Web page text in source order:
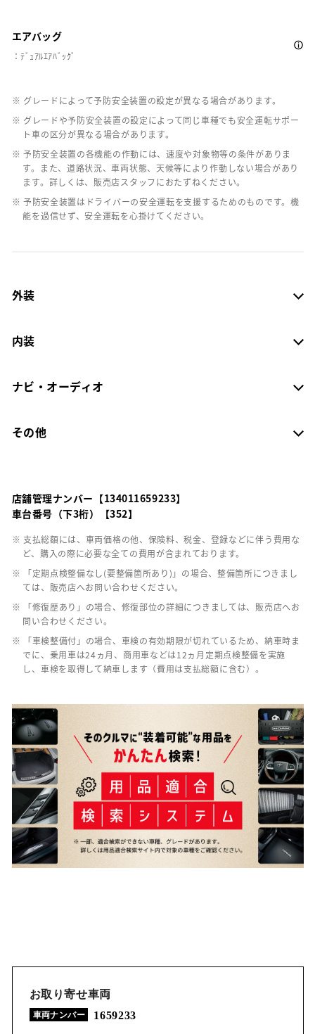
エアバッグ
：ﾃﾞｭｱﾙｴｱﾊﾞｯｸﾞ
※ グレードによって予防安全装置の設定が異なる場合があります。
※ グレードや予防安全装置の設定によって同じ車種でも安全運転サポー
ト車の区分が異なる場合があります。
※ 予防安全装置の各機能の作動には、速度や対象物等の条件がありま
す。また、道路状況、車両状態、天候等により作動しない場合があり
ます。詳しくは、販売店スタッフにおたずねください。
※ 予防安全装置はドライバーの安全運転を支援するためのものです。機
能を過信せず、安全運転を心掛けてください。
外装
内装
ナビ・オーディオ
その他
店舗管理ナンバー【134011659233】
車台番号（下3桁）【352】
※ 支払総額には、車両価格の他、保険料、税金、登録などに伴う費用な
ど、購入の際に必要な全ての費用が含まれております。
※ 「定期点検整備なし(要整備箇所あり)」の場合、整備箇所につきまし
ては、販売店へお問い合わせください。
※ 「修復歴あり」の場合、修復部位の詳細につきましては、販売店へお
問い合わせください。
※ 「車検整備付」の場合、車検の有効期限が切れているため、納車時ま
でに、乗用車は24ヵ月、商用車などは12ヵ月定期点検整備を実施
し、車検を取得して納車します（費用は支払総額に含む）。
お取り寄せ車両
車両ナンバー 1659233